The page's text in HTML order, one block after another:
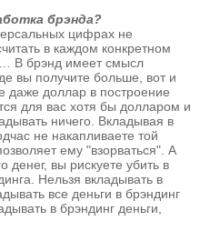
брэнда?
цифрах не
в каждом конкретном
В брэнд имеет смысл
вы получите больше, вот и
даже доллар в построение
для вас хотя бы долларом и
ничего. Вкладывая в
не накапливаете той
ему "взорваться". А
вы рискуете убить в
Нельзя вкладывать в
все деньги в брэндинг
в брэндинг деньги,